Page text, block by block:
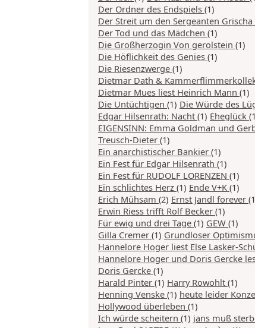
Der Ordner des Endspiels (1)
Der Streit um den Sergeanten Grischa
Der Tod und das Mädchen (1)
Die Großherzogin Von gerolstein (1)
Die Höflichkeit des Genies (1)
Die Riesenzwerge (1)
Dietmar Dath &
Dietmar Mues liest Heinrich Mann (1)
Die Untüchtigen (1) Die Würde des
Edgar Hilsenrath: Nacht (1) Eheglück
EIGENSINN: Emma Goldman und
Treusch-Dieter (1)
Ein anarchistischer Bankier (1)
Ein Fest für Edgar Hilsenrath (1)
Ein Fest für RUDOLF LORENZEN (1)
Ein schlichtes Herz (1) Ende V+K (1)
Erich Mühsam (2) Ernst Jandl forever
Erwin Riess trifft Rolf Becker (1)
Für ewig und drei Tage (1) GEW (1)
Gilla Cremer (1) Grundloser
Hannelore Hoger liest Else Lasker-
Hannelore Hoger und Doris Gercke
Doris Gercke (1)
Harald Pinter (1) Harry Rowohlt (1)
Henning Venske (1) heute leider
Hollywood überleben (1)
Ich würde scheitern (1) jans muß